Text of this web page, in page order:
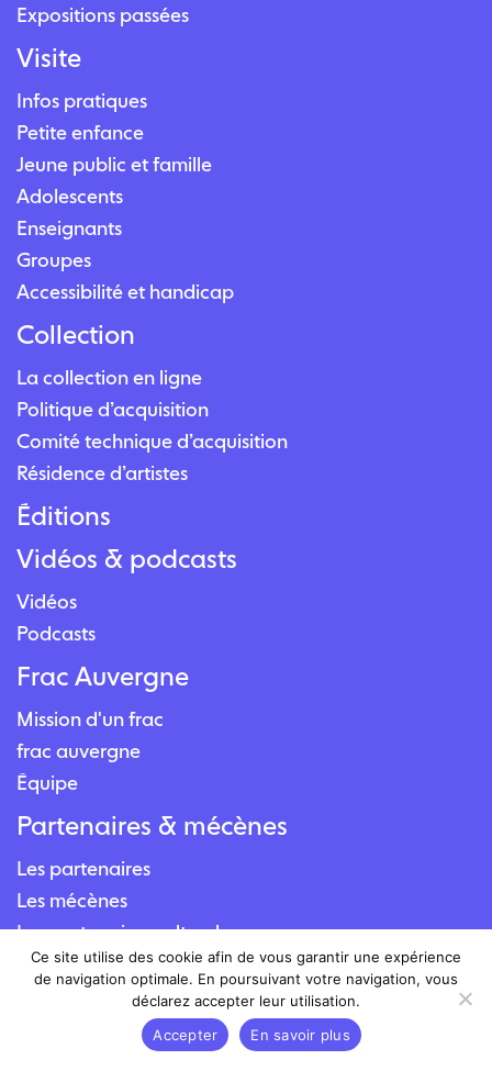
Expositions passées
Visite
Infos pratiques
Petite enfance
Jeune public et famille
Adolescents
Enseignants
Groupes
Accessibilité et handicap
Collection
La collection en ligne
Politique d’acquisition
Comité technique d’acquisition
Résidence d’artistes
Éditions
Vidéos & podcasts
Vidéos
Podcasts
Frac Auvergne
Mission d'un frac
frac auvergne
Équipe
Partenaires & mécènes
Les partenaires
Les mécènes
Les partenaires culturels
Contact
Nous contacter
Ce site utilise des cookie afin de vous garantir une expérience
de navigation optimale. En poursuivant votre navigation, vous
déclarez accepter leur utilisation.
Accepter
En savoir plus